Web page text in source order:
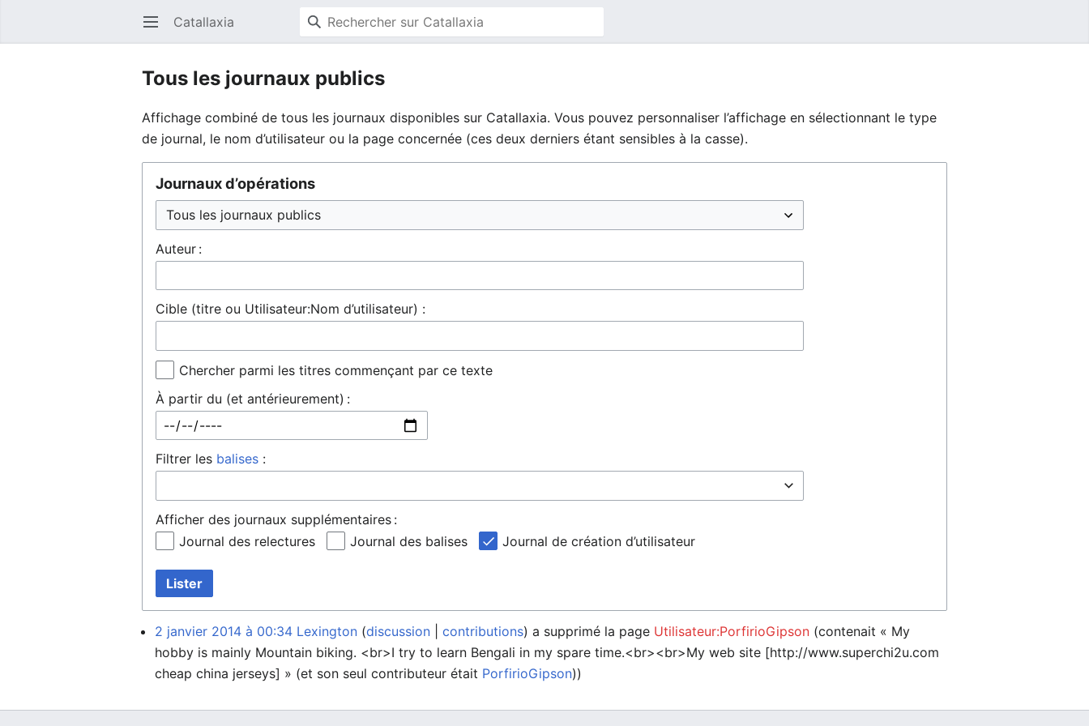
Ouvrir le menu principal Catallaxia
Tous les journaux publics
Affichage combiné de tous les journaux disponibles sur Catallaxia. Vous pouvez personnaliser l’affichage en sélectionnant le type
de journal, le nom d’utilisateur ou la page concernée (ces deux derniers étant sensibles à la casse).
Journaux d’opérations
Auteur :
Cible (titre ou Utilisateur:Nom d’utilisateur) :
Chercher parmi les titres commençant par ce texte
À partir du (et antérieurement) :
Filtrer les balises :
Afficher des journaux supplémentaires :
Journal des relectures
Journal des balises Journal de création d’utilisateur
Lister
2 janvier 2014 à 00:34 Lexington discussion contributions a supprimé la page Utilisateur:PorfirioGipson (contenait « My
hobby is mainly Mountain biking. <br>I try to learn Bengali in my spare time.<br><br>My web site [http://www.superchi2u.com
cheap china jerseys] » (et son seul contributeur était PorfirioGipson))